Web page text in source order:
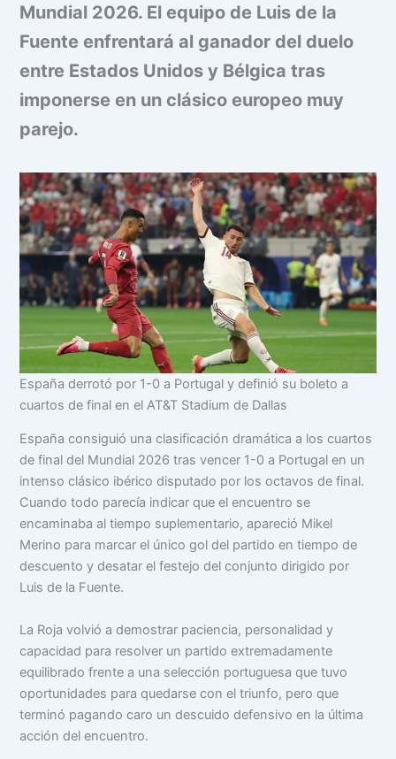
Mundial 2026. El equipo de Luis de la
Fuente enfrentará al ganador del duelo
entre Estados Unidos y Bélgica tras
imponerse en un clásico europeo muy
parejo.
España derrotó por 1-0 a Portugal y definió su boleto a
cuartos de final en el AT&T Stadium de Dallas
España consiguió una clasificación dramática a los cuartos
de final del Mundial 2026 tras vencer 1-0 a Portugal en un
intenso clásico ibérico disputado por los octavos de final.
Cuando todo parecía indicar que el encuentro se
encaminaba al tiempo suplementario, apareció Mikel
Merino para marcar el único gol del partido en tiempo de
descuento y desatar el festejo del conjunto dirigido por
Luis de la Fuente.
La Roja volvió a demostrar paciencia, personalidad y
capacidad para resolver un partido extremadamente
equilibrado frente a una selección portuguesa que tuvo
oportunidades para quedarse con el triunfo, pero que
terminó pagando caro un descuido defensivo en la última
acción del encuentro.